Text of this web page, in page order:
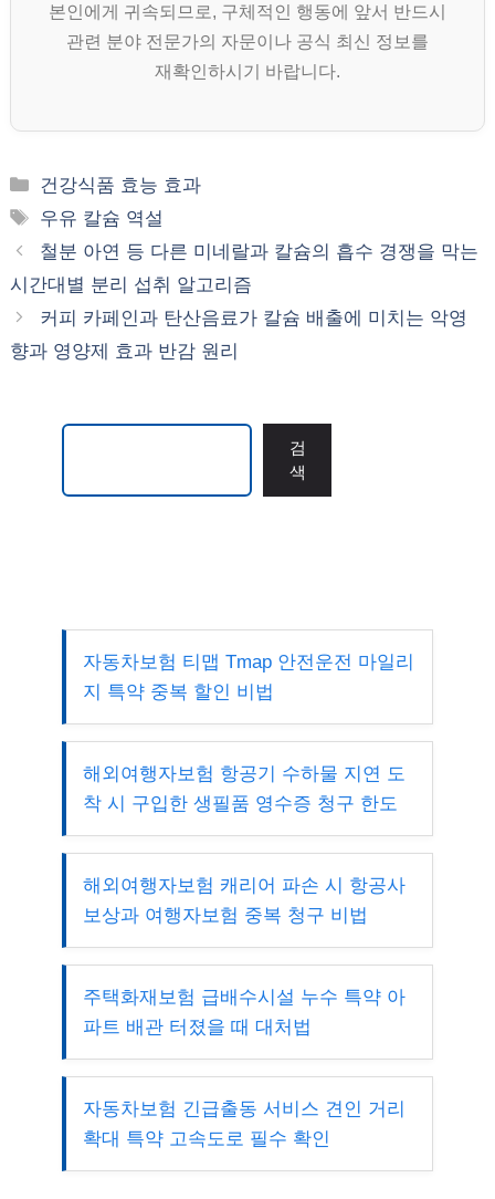
본인에게 귀속되므로, 구체적인 행동에 앞서 반드시
관련 분야 전문가의 자문이나 공식 최신 정보를
재확인하시기 바랍니다.
카
테
리
건강식품 효능 효과
태
그
우유 칼슘 역설
철분 아연 등 다른 미네랄과 칼슘의 흡수 경쟁을 막는
시간대별 분리 섭취 알고리즘
커피 카페인과 탄산음료가 칼슘 배출에 미치는 악영
향과 영양제 효과 반감 원리
검
색
자동차보험 티맵 Tmap 안전운전 마일리
지 특약 중복 할인 비법
해외여행자보험 항공기 수하물 지연 도
착 시 구입한 생필품 영수증 청구 한도
해외여행자보험 캐리어 파손 시 항공사
보상과 여행자보험 중복 청구 비법
주택화재보험 급배수시설 누수 특약 아
파트 배관 터졌을 때 대처법
자동차보험 긴급출동 서비스 견인 거리
확대 특약 고속도로 필수 확인